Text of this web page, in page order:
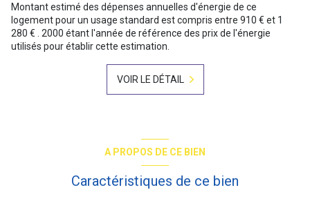
Montant estimé des dépenses annuelles d'énergie de ce
logement pour un usage standard est compris entre 910 € et 1
280 € . 2000 étant l'année de référence des prix de l'énergie
utilisés pour établir cette estimation.
VOIR LE DÉTAIL
A PROPOS DE CE BIEN
Caractéristiques de ce bien